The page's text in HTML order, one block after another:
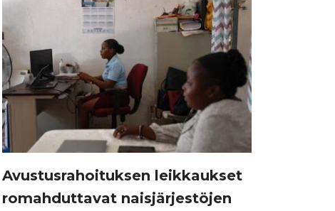
Avustusrahoituksen leikkaukset
romahduttavat naisjärjestöjen